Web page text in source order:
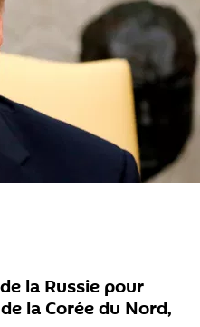
la Russie pour
la Corée du Nord,